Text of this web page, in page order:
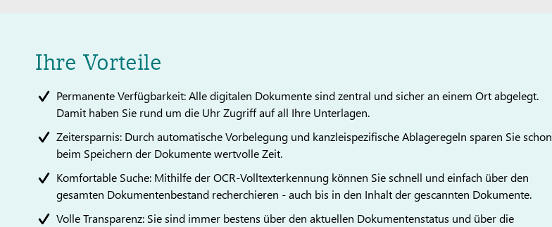
Ihre Vorteile
Permanente Verfügbarkeit: Alle digitalen Dokumente sind zentral und sicher an einem Ort abgelegt.
Damit haben Sie rund um die Uhr Zugriff auf all Ihre Unterlagen.
Zeitersparnis: Durch automatische Vorbelegung und kanzleispezifische Ablageregeln sparen Sie schon
beim Speichern der Dokumente wertvolle Zeit.
Komfortable Suche: Mithilfe der OCR-Volltexterkennung können Sie schnell und einfach über den
gesamten Dokumentenbestand recherchieren - auch bis in den Inhalt der gescannten Dokumente.
Volle Transparenz: Sie sind immer bestens über den aktuellen Dokumentenstatus und über die